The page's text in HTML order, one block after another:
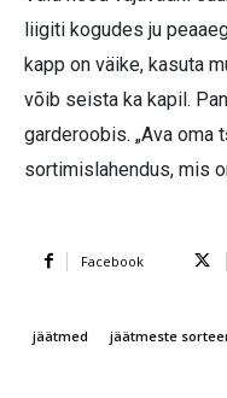
liigiti kogudes ju
kapp on väike, kasuta
võib seista ka kapil.
garderoobis. „Ava oma
sortimislahendus, mis
Facebook
jäätmed jäätmeste